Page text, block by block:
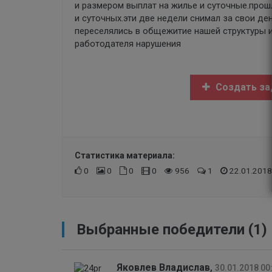
и размером выплат на жилье и
и суточных.эти две недели снимал за свои
переселялись в общежитие нашей структуры
работодателя нарушения
Создать
Статистика материала:
0
0 0 0 956 1 22.01.2018
Выбранные победители (1)
Яковлев Владислав, 30.01.2018